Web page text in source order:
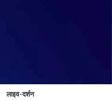
लाइव-दर्शन